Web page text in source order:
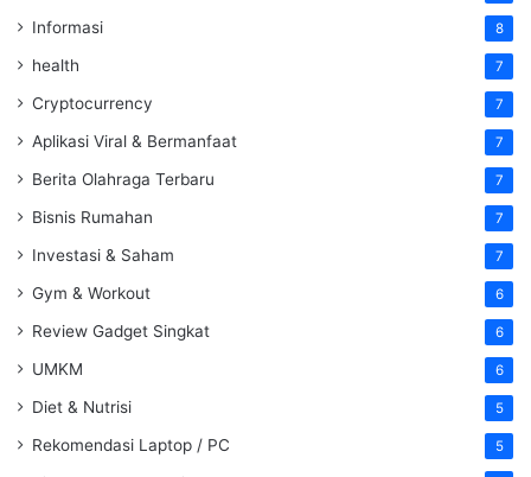
Informasi 8
health 7
Cryptocurrency 7
Aplikasi Viral & Bermanfaat 7
Berita Olahraga Terbaru 7
Bisnis Rumahan 7
Investasi & Saham 7
Gym & Workout 6
Review Gadget Singkat 6
UMKM 6
Diet & Nutrisi 5
Rekomendasi Laptop / PC 5